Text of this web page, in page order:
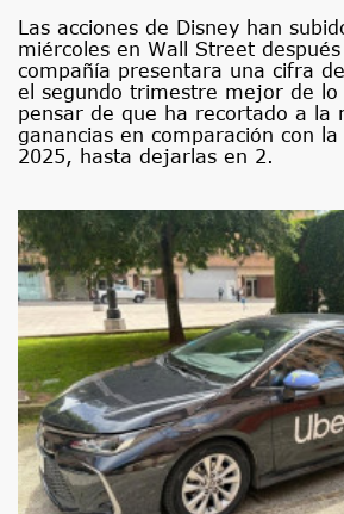
Las acciones de Disney han
miércoles en Wall Street
compañía presentara una cifra
el segundo trimestre mejor de lo
pensar de que ha recortado a la
ganancias en comparación con
2025, hasta dejarlas en 2.